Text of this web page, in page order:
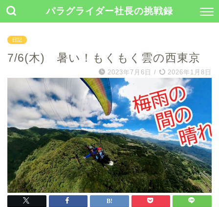
パラグライダー社長の挑戦録
日記
7/6(木) 暑い！もくもく雲の西東京
2023年7月6日 / 2026年1月8日